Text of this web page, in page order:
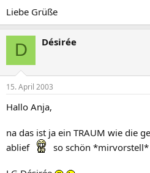
Liebe Grüße
D Désirée
15. April 2003
Hallo Anja,
na das ist ja ein TRAUM wie die
ablief
so schön *mirvorstell*